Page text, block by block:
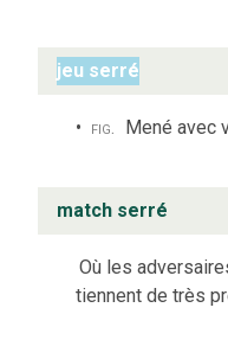
jeu serré
fig. Mené avec
match serré
Où les
tiennent de très